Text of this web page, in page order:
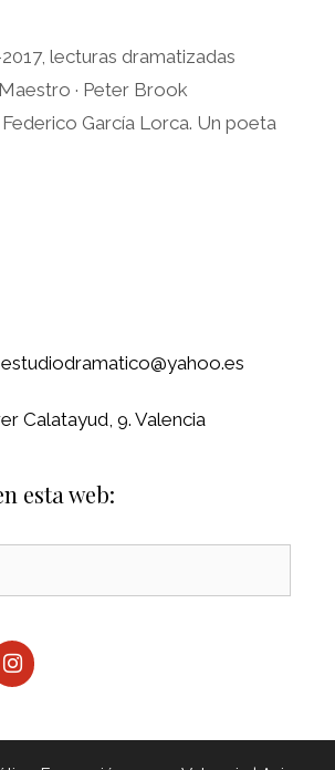
,lecturas dramatizadas
· Peter Brook
García Lorca. Un poeta
estudiodramatico@yahoo.es
Calatayud, 9. Valencia
esta web: